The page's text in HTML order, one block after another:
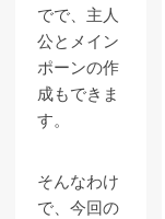
でで、主人
公とメイン
ポーンの作
成もできま
す。
そんなわけ
で、今回の